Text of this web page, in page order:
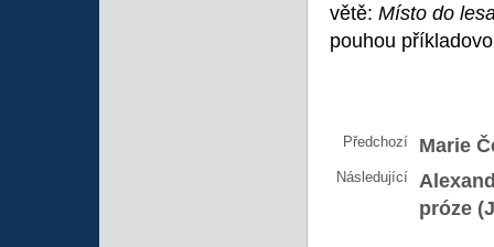
větě: Místo do
pouhou
Předchozí Marie
Následující
próze